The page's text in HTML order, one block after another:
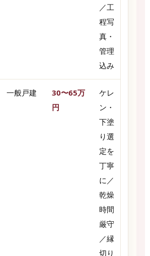
／工
程写
真・
管理
込み
一般戸建
30〜65万
円
ケレ
ン・
下塗
り選
定を
丁寧
に／
乾燥
時間
厳守
／縁
切り